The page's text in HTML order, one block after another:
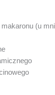
(u